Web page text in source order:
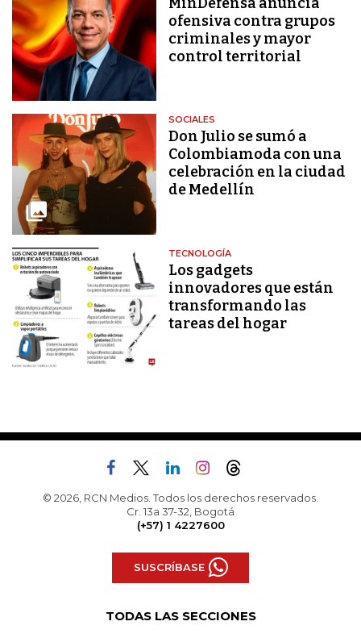
ofensiva contra grupos
criminales y mayor
control territorial
SOCIALES
Don Julio se sumó a
Colombiamoda con una
celebración en la ciudad
de Medellín
TECNOLOGÍA
Los gadgets
innovadores que están
transformando las
tareas del hogar
© 2026, RCN Medios. Todos los derechos reservados.
Cr. 13a 37-32, Bogotá
(+57) 1 4227600
SUSCRÍBASE
TODAS LAS SECCIONES